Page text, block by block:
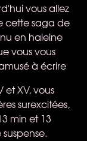
vous allez
cette saga de
en haleine
vous vous
à écrire
et XV, vous
surexcitées,
min et 13